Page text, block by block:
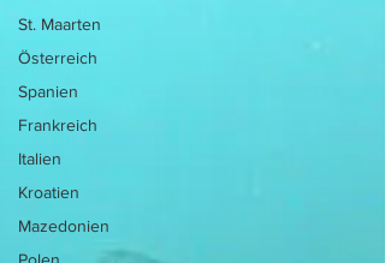
St. Maarten
Österreich
Spanien
Frankreich
Italien
Kroatien
Mazedonien